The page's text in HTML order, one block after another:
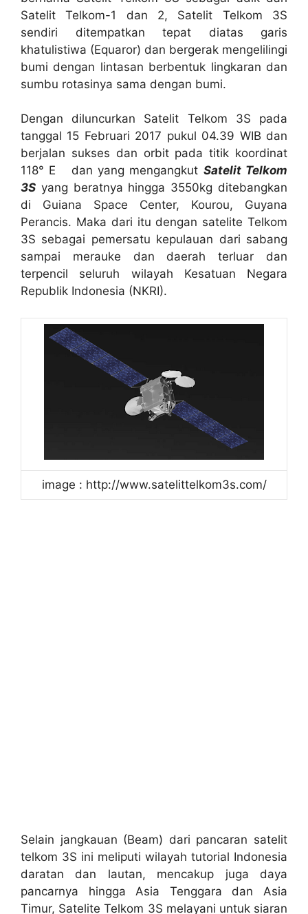
Satelit Telkom-1 dan 2, Satelit Telkom 3S
sendiri ditempatkan tepat diatas garis
khatulistiwa (Equaror) dan bergerak mengelilingi
bumi dengan lintasan berbentuk lingkaran dan
sumbu rotasinya sama dengan bumi.
Dengan diluncurkan Satelit Telkom 3S pada
tanggal 15 Februari 2017 pukul 04.39 WIB dan
berjalan sukses dan orbit pada titik koordinat
118° E dan yang mengangkut Satelit Telkom
3S yang beratnya hingga 3550kg ditebangkan
di Guiana Space Center, Kourou, Guyana
Perancis. Maka dari itu dengan satelite Telkom
3S sebagai pemersatu kepulauan dari sabang
sampai merauke dan daerah terluar dan
terpencil seluruh wilayah Kesatuan Negara
Republik Indonesia (NKRI).
image : http://www.satelittelkom3s.com/
Selain jangkauan (Beam) dari pancaran satelit
telkom 3S ini meliputi wilayah tutorial Indonesia
daratan dan lautan, mencakup juga daya
pancarnya hingga Asia Tenggara dan Asia
Timur, Satelite Telkom 3S melayani untuk siaran